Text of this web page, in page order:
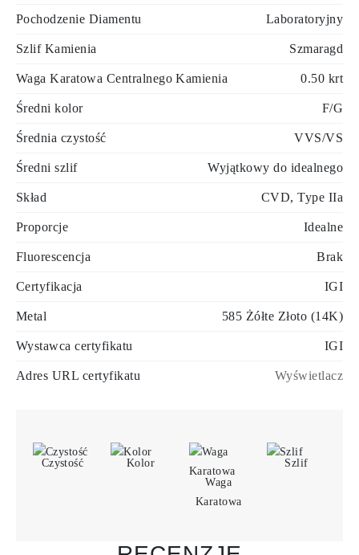
Pochodzenie Diamentu Laboratoryjny
Szlif Kamienia Szmaragd
Waga Karatowa Centralnego Kamienia 0.50 krt
Średni kolor F/G
Średnia czystość VVS/VS
Średni szlif Wyjątkowy do idealnego
Skład CVD, Type IIa
Proporcje Idealne
Fluorescencja Brak
Certyfikacja IGI
Metal 585 Żółte Złoto (14K)
Wystawca certyfikatu IGI
Adres URL certyfikatu Wyświetlacz
Czystość
Kolor
Waga
Karatowa
Szlif